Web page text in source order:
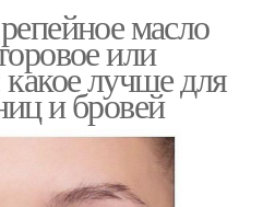
масло
или
лучше для
и бровей